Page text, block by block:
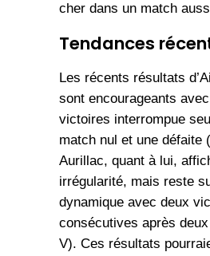
cher dans un match
Tendances
Les récents résultats
sont encourageants
victoires interrompue
match nul et une défaite
Aurillac, quant à lui,
irrégularité, mais reste
dynamique avec deux
consécutives après
V). Ces résultats